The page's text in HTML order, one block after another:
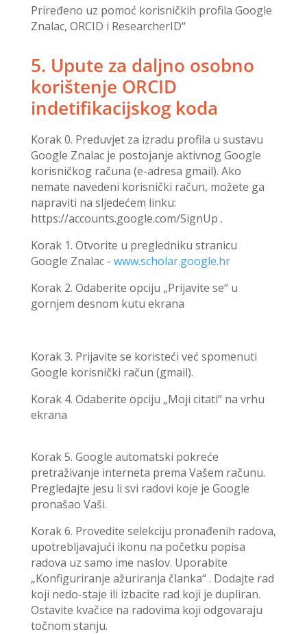
Priređeno uz pomoć korisničkih profila Google
Znalac, ORCID i ResearcherID“
5. Upute za daljno osobno
korištenje ORCID
indetifikacijskog koda
Korak 0. Preduvjet za izradu profila u sustavu
Google Znalac je postojanje aktivnog Google
korisničkog računa (e-adresa gmail). Ako
nemate navedeni korisnički račun, možete ga
napraviti na sljedećem linku:
https://accounts.google.com/SignUp .
Korak 1. Otvorite u pregledniku stranicu
Google Znalac - www.scholar.google.hr
Korak 2. Odaberite opciju „Prijavite se“ u
gornjem desnom kutu ekrana
Korak 3. Prijavite se koristeći već spomenuti
Google korisnički račun (gmail).
Korak 4. Odaberite opciju „Moji citati“ na vrhu
ekrana
Korak 5. Google automatski pokreće
pretraživanje interneta prema Vašem računu.
Pregledajte jesu li svi radovi koje je Google
pronašao Vaši.
Korak 6. Provedite selekciju pronađenih radova,
upotrebljavajući ikonu na početku popisa
radova uz samo ime naslov. Uporabite
„Konfiguriranje ažuriranja članka“ . Dodajte rad
koji nedo-staje ili izbacite rad koji je dupliran.
Ostavite kvačice na radovima koji odgovaraju
točnom stanju.